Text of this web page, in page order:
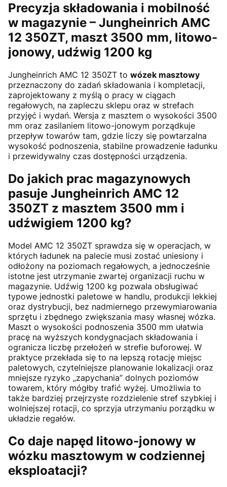
Precyzja składowania i mobilność
w magazynie – Jungheinrich AMC
12 350ZT, maszt 3500 mm, litowo-
jonowy, udźwig 1200 kg
Jungheinrich AMC 12 350ZT to wózek masztowy
przeznaczony do zadań składowania i kompletacji,
zaprojektowany z myślą o pracy w ciągach
regałowych, na zapleczu sklepu oraz w strefach
przyjęć i wydań. Wersja z masztem o wysokości 3500
mm oraz zasilaniem litowo-jonowym porządkuje
przepływ towarów tam, gdzie liczy się powtarzalna
wysokość podnoszenia, stabilne prowadzenie ładunku
i przewidywalny czas dostępności urządzenia.
Do jakich prac magazynowych
pasuje Jungheinrich AMC 12
350ZT z masztem 3500 mm i
udźwigiem 1200 kg?
Model AMC 12 350ZT sprawdza się w operacjach, w
których ładunek na palecie musi zostać uniesiony i
odłożony na poziomach regałowych, a jednocześnie
istotne jest utrzymanie zwartej organizacji ruchu w
magazynie. Udźwig 1200 kg pozwala obsługiwać
typowe jednostki paletowe w handlu, produkcji lekkiej
oraz dystrybucji, bez nadmiernego przewymiarowania
sprzętu i zbędnego zwiększania masy własnej wózka.
Maszt o wysokości podnoszenia 3500 mm ułatwia
pracę na wyższych kondygnacjach składowania i
ogranicza liczbę przełożeń w strefie buforowej. W
praktyce przekłada się to na lepszą rotację miejsc
paletowych, czytelniejsze planowanie lokalizacji oraz
mniejsze ryzyko „zapychania” dolnych poziomów
towarem, który mógłby trafić wyżej. Umożliwia to
także bardziej przejrzyste rozdzielenie stref szybkiej i
wolniejszej rotacji, co sprzyja utrzymaniu porządku w
układzie regałów.
Co daje napęd litowo-jonowy w
wózku masztowym w codziennej
eksploatacji?